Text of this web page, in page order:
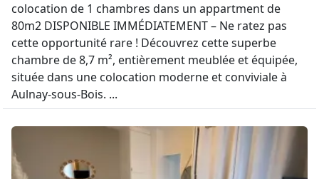
colocation de 1 chambres dans un appartment de
80m2 DISPONIBLE IMMÉDIATEMENT – Ne ratez pas
cette opportunité rare ! Découvrez cette superbe
chambre de 8,7 m², entièrement meublée et équipée,
située dans une colocation moderne et conviviale à
Aulnay-sous-Bois. ...